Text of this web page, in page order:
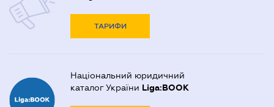
ТАРИФИ
Національний юридичний
каталог України Liga:BOOK